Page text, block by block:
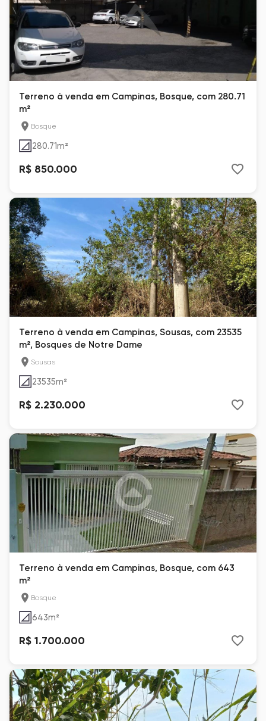
Terreno à venda em Campinas, Bosque, com 280.71
m²
Bosque
280.71m²
R$ 850.000
Terreno à venda em Campinas, Sousas, com 23535
m², Bosques de Notre Dame
Sousas
23535m²
R$ 2.230.000
Terreno à venda em Campinas, Bosque, com 643
m²
Bosque
643m²
R$ 1.700.000